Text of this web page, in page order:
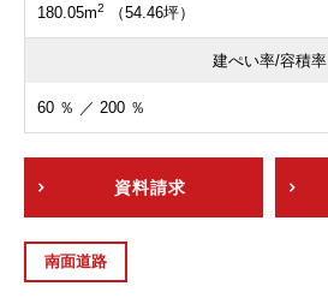
180.05m2 （54.46坪）
建ぺい率/容積率
60 ％ ／ 200 ％
資料請求
南面道路